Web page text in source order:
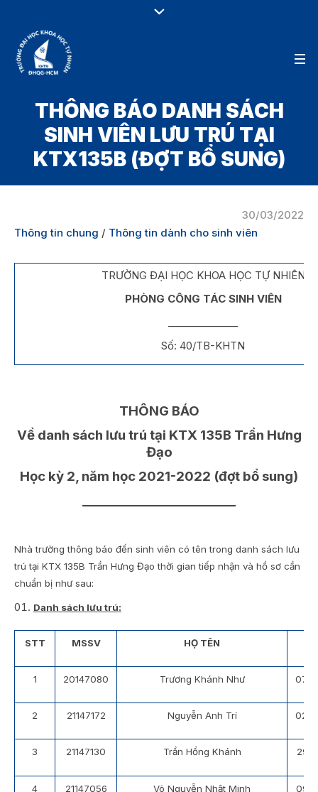
THÔNG BÁO DANH SÁCH
SINH VIÊN LƯU TRÚ TẠI
KTX135B (ĐỢT BỔ SUNG)
30/03/2022
Thông tin chung / Thông tin dành cho sinh viên
TRƯỜNG ĐẠI HỌC KHOA HỌC TỰ NHIÊN
PHÒNG CÔNG TÁC SINH VIÊN
Số: 40/TB-KHTN
THÔNG BÁO
Về danh sách lưu trú tại KTX 135B Trần Hưng
Đạo
Học kỳ 2, năm học 2021-2022 (đợt bổ sung)
Nhà trường thông báo đến sinh viên có tên trong danh sách lưu
trú tại KTX 135B Trần Hưng Đạo thời gian tiếp nhận và hồ sơ cần
chuẩn bị như sau:
Danh sách lưu trú:
STT MSSV HỌ TÊN
1 20147080 Trương Khánh Như 07/
2 21147172 Nguyễn Anh Trí 02/
3 21147130 Trần Hồng Khánh 29/
4 21147056 Võ Nguyễn Nhật Minh 09/